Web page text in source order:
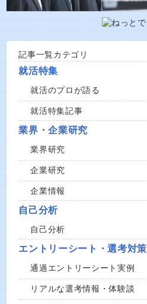
記事一覧カテゴリ
就活特集
就活のプロが語る
就活特集記事
業界・企業研究
業界研究
企業研究
企業情報
自己分析
自己分析
エントリーシート・選考対策
通過エントリーシート実例
リアルな選考情報・体験談